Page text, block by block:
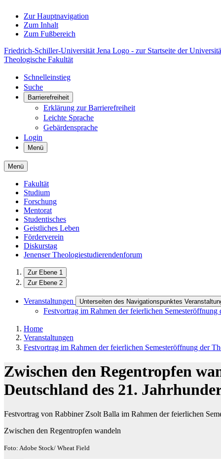
Zur Hauptnavigation
Zum Inhalt
Zum Fußbereich
Friedrich-Schiller-Universität Jena Logo - zur Startseite der
Theologische Fakultät
Schnelleinstieg
Suche
Barrierefreiheit
Erklärung zur Barrierefreiheit
Leichte Sprache
Gebärdensprache
Login
Menü
Menü
Fakultät
Studium
Forschung
Mentorat
Studentisches
Geistliches Leben
Förderverein
Diskurstag
Jenenser Theologiestudierendenforum
Zur Ebene 1
Zur Ebene 2
Veranstaltungen Unterseiten des Navigationspunktes
Festvortrag im Rahmen der feierlichen
Home
Veranstaltungen
Festvortrag im Rahmen der feierlichen Semesteröffnung der
Zwischen den Regentropfen
Deutschland des 21.
Festvortrag von Rabbiner Zsolt Balla im Rahmen der feierlichen
Zwischen den Regentropfen wandeln
Foto: Adobe Stock/ Wheat Field